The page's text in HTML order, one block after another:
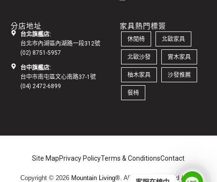
分店地址
台北旗艦店:
台北市內湖區內湖路一段312號
(02) 8751-5957
台中旗艦店:
台中市南屯區文心南路37-1號
(04) 2472-6899
家具熱門標簽
休閒椅 北歐家具
北歐沙發 實木家具
柚木家具 沙發推薦
餐椅
Copyright © 2026 Mountain Living®. All Rights Reserved / 地址:
Site MapPrivacy PolicyTerms & ConditionsContact